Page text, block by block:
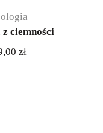
z ciemności
zł